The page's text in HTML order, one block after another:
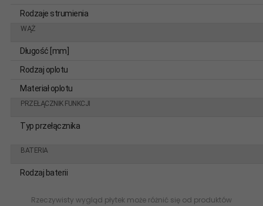
Rodzaje strumienia
WĄŻ
Długość [mm]
Rodzaj oplotu
Materiał oplotu
PRZEŁĄCZNIK FUNKCJI
Typ przełącznika
BATERIA
Rodzaj baterii
Rzeczywisty wygląd płytek może różnić się od produktów